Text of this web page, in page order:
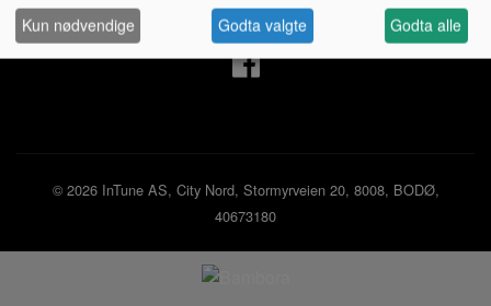
Kjøpsbetingelser Personvernerklæring
© 2026 InTune AS, City Nord, Stormyrveien 20, 8008, BODØ,
40673180
Kun nødvendige Godta valgte Godta alle